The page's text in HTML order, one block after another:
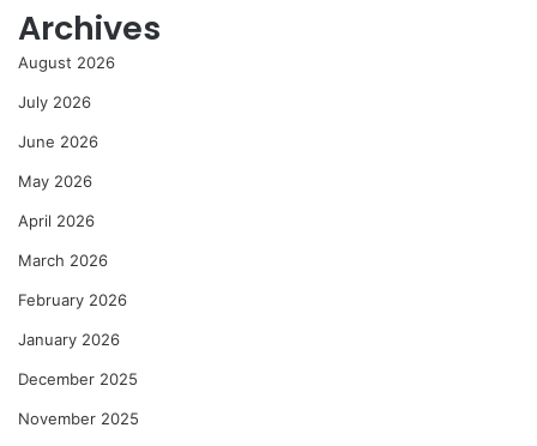
Archives
August 2026
July 2026
June 2026
May 2026
April 2026
March 2026
February 2026
January 2026
December 2025
November 2025